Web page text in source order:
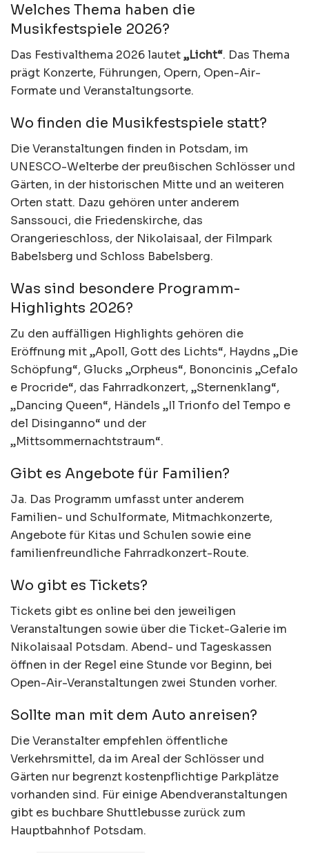
Welches Thema haben die
Musikfestspiele 2026?
Das Festivalthema 2026 lautet„Licht“. Das Thema
prägt Konzerte, Führungen, Opern, Open-Air-
Formate und Veranstaltungsorte.
Wo finden die Musikfestspiele statt?
Die Veranstaltungen finden in Potsdam, im
UNESCO-Welterbe der preußischen Schlösser und
Gärten, in der historischen Mitte und an weiteren
Orten statt. Dazu gehören unter anderem
Sanssouci, die Friedenskirche, das
Orangerieschloss, der Nikolaisaal, der Filmpark
Babelsberg und Schloss Babelsberg.
Was sind besondere Programm-
Highlights 2026?
Zu den auffälligen Highlights gehören die
Eröffnung mit „Apoll, Gott des Lichts“, Haydns „Die
Schöpfung“, Glucks „Orpheus“, Bononcinis „Cefalo
e Procride“, das Fahrradkonzert, „Sternenklang“,
„Dancing Queen“, Händels „Il Trionfo del Tempo e
del Disinganno“ und der
„Mittsommernachtstraum“.
Gibt es Angebote für Familien?
Ja. Das Programm umfasst unter anderem
Familien- und Schulformate, Mitmachkonzerte,
Angebote für Kitas und Schulen sowie eine
familienfreundliche Fahrradkonzert-Route.
Wo gibt es Tickets?
Tickets gibt es online bei den jeweiligen
Veranstaltungen sowie über die Ticket-Galerie im
Nikolaisaal Potsdam. Abend- und Tageskassen
öffnen in der Regel eine Stunde vor Beginn, bei
Open-Air-Veranstaltungen zwei Stunden vorher.
Sollte man mit dem Auto anreisen?
Die Veranstalter empfehlen öffentliche
Verkehrsmittel, da im Areal der Schlösser und
Gärten nur begrenzt kostenpflichtige Parkplätze
vorhanden sind. Für einige Abendveranstaltungen
gibt es buchbare Shuttlebusse zurück zum
Hauptbahnhof Potsdam.